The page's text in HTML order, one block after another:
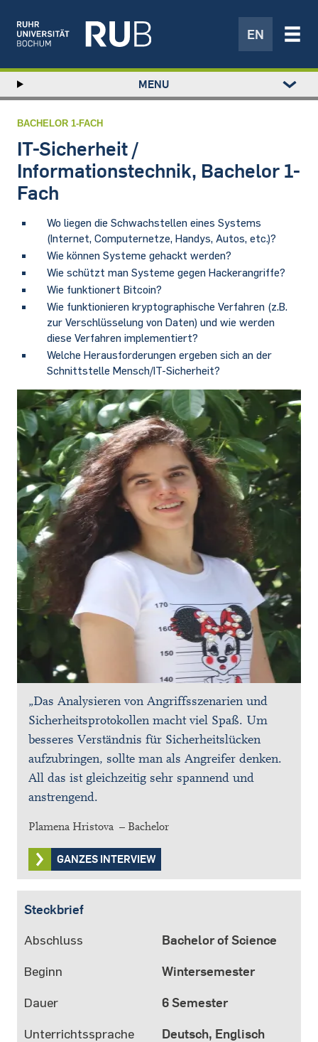
EN
STUDIUM
FORSCHUNG
TRANSFER
NEWS
ÜBER UNS
EINRICHTUNGEN
Left
study
menu
MENU
BACHELOR 1-FACH
IT-Sicherheit /
Informationstechnik, Bachelor 1-
Fach
Wo liegen die Schwachstellen eines Systems
(Internet, Computernetze, Handys, Autos, etc.)?
Wie können Systeme gehackt werden?
Wie schützt man Systeme gegen Hackerangriffe?
Wie funktionert Bitcoin?
Wie funktionieren kryptographische Verfahren (z.B.
zur Verschlüsselung von Daten) und wie werden
diese Verfahren implementiert?
Welche Herausforderungen ergeben sich an der
Schnittstelle Mensch/IT-Sicherheit?
„Das Analysieren von Angriffsszenarien und
Sicherheitsprotokollen macht viel Spaß. Um
besseres Verständnis für Sicherheitslücken
aufzubringen, sollte man als Angreifer denken.
All das ist gleichzeitig sehr spannend und
anstrengend.
Plamena Hristova – Bachelor
GANZES INTERVIEW
Steckbrief
Abschluss Bachelor of Science
Beginn Wintersemester
Dauer 6 Semester
Unterrichtssprache Deutsch, Englisch